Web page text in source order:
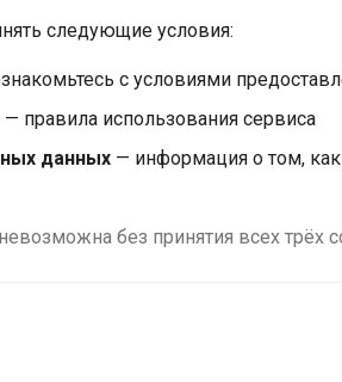
следующие условия:
с условиями
— правила использования сервиса
данных — информация о том,
без принятия всех трёх